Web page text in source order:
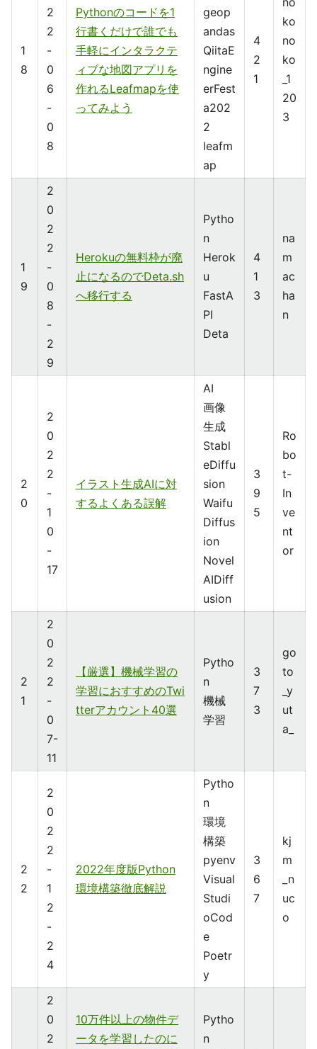
1
8
2
2
-
0
6
-
0
8
Pythonのコードを1
行書くだけで誰でも
手軽にインタラクテ
ィブな地図アプリを
作れるLeafmapを使
ってみよう
geop
andas
QiitaE
ngine
erFest
a202
2
leafm
ap
4
2
1
ko
no
ko
_1
20
3
1
9
2
0
2
2
-
0
8
-
2
9
Herokuの無料枠が廃
止になるのでDeta.sh
へ移行する
Pytho
n
Herok
u
FastA
PI
Deta
4
1
3
na
m
ac
ha
n
2
0
2
0
2
2
-
1
0
-
17
イラスト生成AIに対
するよくある誤解
AI
画像
生成
Stabl
eDiffu
sion
Waifu
Diffus
ion
Novel
AIDiff
usion
3
9
5
Ro
bo
t-
In
ve
nt
or
2
1
2
0
2
2
-
0
7-
11
【厳選】機械学習の
学習におすすめのTwi
tterアカウント40選
Pytho
n
機械
学習
3
7
3
go
to
_y
ut
a_
2
2
2
0
2
2
-
1
2
-
2
4
2022年度版Python
環境構築徹底解説
Pytho
n
環境
構築
pyenv
Visual
Studi
oCod
e
Poetr
y
3
6
7
kj
m
_n
uc
o
2
0
2
10万件以上の物件デ
ータを学習したのに
Pytho
n